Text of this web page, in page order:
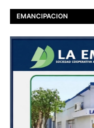
EMANCIPACION